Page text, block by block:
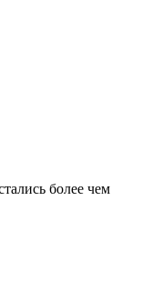
более чем